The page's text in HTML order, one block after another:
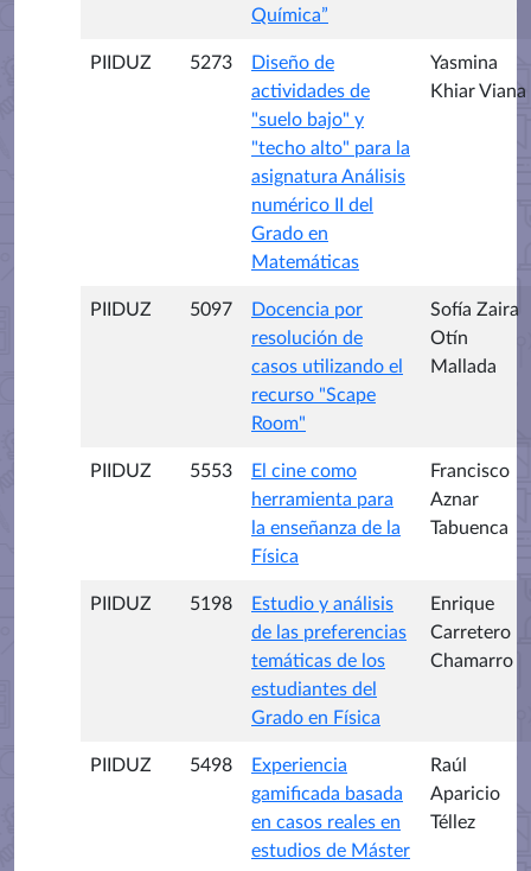
Química”
PIIDUZ 5273
Diseño de
actividades de
"suelo bajo" y
"techo alto" para la
asignatura Análisis
numérico II del
Grado en
Matemáticas
Yasmina
Khiar Viana
PIIDUZ 5097
Docencia por
resolución de
casos utilizando el
recurso "Scape
Room"
Sofía Zaira
Otín
Mallada
PIIDUZ 5553
El cine como
herramienta para
la enseñanza de la
Física
Francisco
Aznar
Tabuenca
PIIDUZ 5198
Estudio y análisis
de las preferencias
temáticas de los
estudiantes del
Grado en Física
Enrique
Carretero
Chamarro
PIIDUZ 5498
Experiencia
gamificada basada
en casos reales en
estudios de Máster
Raúl
Aparicio
Téllez